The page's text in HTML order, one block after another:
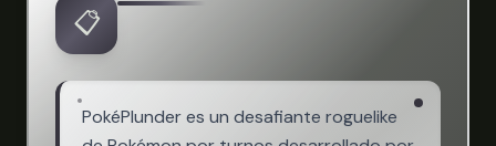
📋
PokéPlunder es un desafiante roguelike